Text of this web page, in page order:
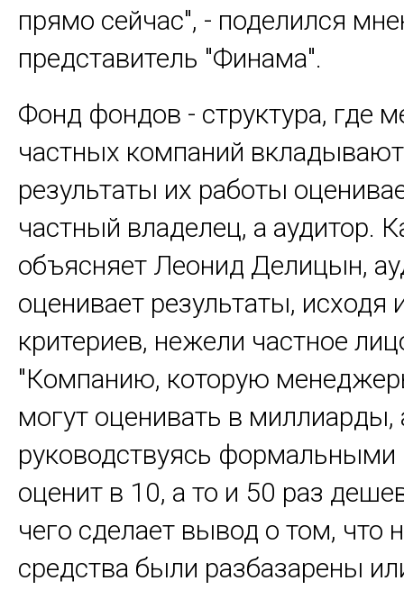
прямо сейчас", - поделился
представитель "Финама".
Фонд фондов - структура, где
частных компаний вкладывают
результаты их работы
частный владелец, а аудитор.
объясняет Леонид Делицын,
оценивает результаты, исходя
критериев, нежели частное
"Компанию, которую
могут оценивать в миллиарды,
руководствуясь формальными
оценит в 10, а то и 50 раз
чего сделает вывод о том, что
средства были разбазарены